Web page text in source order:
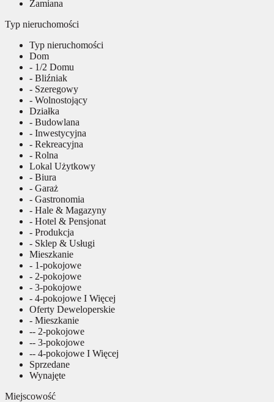
Zamiana
Typ nieruchomości
Typ nieruchomości
Dom
- 1/2 Domu
- Bliźniak
- Szeregowy
- Wolnostojący
Działka
- Budowlana
- Inwestycyjna
- Rekreacyjna
- Rolna
Lokal Użytkowy
- Biura
- Garaż
- Gastronomia
- Hale & Magazyny
- Hotel & Pensjonat
- Produkcja
- Sklep & Usługi
Mieszkanie
- 1-pokojowe
- 2-pokojowe
- 3-pokojowe
- 4-pokojowe I Więcej
Oferty Deweloperskie
- Mieszkanie
-- 2-pokojowe
-- 3-pokojowe
-- 4-pokojowe I Więcej
Sprzedane
Wynajęte
Miejscowość